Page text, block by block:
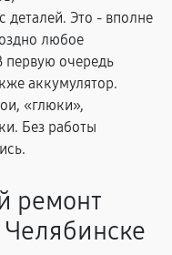
деталей. Это - вполне
любое
первую очередь
аккумулятор.
«глюки»,
Без работы
ремонт